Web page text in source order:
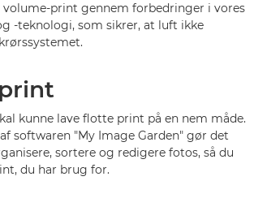
print gennem forbedringer i vores
-teknologi, som sikrer, at luft ikke
kunne lave flotte print på en nem måde.
softwaren "My Image Garden" gør det
sortere og redigere fotos, så du
du har brug for.